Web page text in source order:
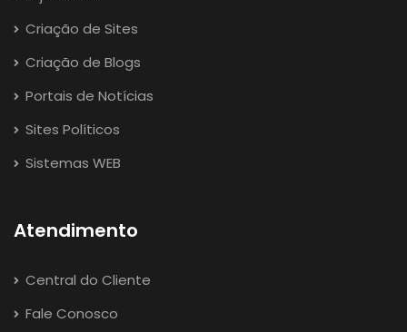
Criação de Sites
Criação de Blogs
Portais de Notícias
Sites Políticos
Sistemas WEB
Atendimento
Central do Cliente
Fale Conosco